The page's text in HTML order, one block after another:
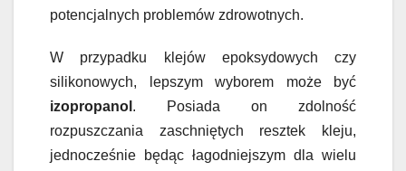
potencjalnych problemów zdrowotnych.
W przypadku klejów epoksydowych czy
silikonowych, lepszym wyborem może być
izopropanol . Posiada on zdolność
rozpuszczania zaschniętych resztek kleju,
jednocześnie będąc łagodniejszym dla wielu